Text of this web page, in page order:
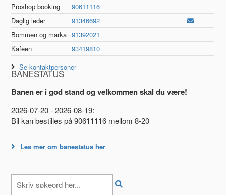
Proshop booking
90611116
Daglig leder
91346692
Bommen og marka 91392021
Kafeen
93419810
Se kontaktpersoner
BANESTATUS
Banen er i god stand og velkommen skal du være!
2026-07-20 - 2026-08-19:
Bil kan bestilles på 90611116 mellom 8-20
Les mer om banestatus her